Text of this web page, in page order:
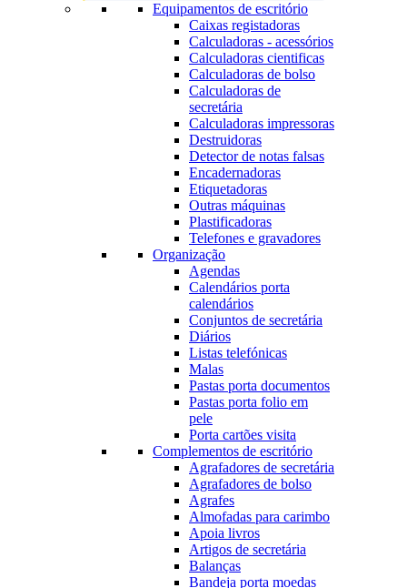
Equipamentos de escritório
Caixas registadoras
Calculadoras - acessórios
Calculadoras cientificas
Calculadoras de bolso
Calculadoras de
secretária
Calculadoras impressoras
Destruidoras
Detector de notas falsas
Encadernadoras
Etiquetadoras
Outras máquinas
Plastificadoras
Telefones e gravadores
Organização
Agendas
Calendários porta
calendários
Conjuntos de secretária
Diários
Listas telefónicas
Malas
Pastas porta documentos
Pastas porta folio em
pele
Porta cartões visita
Complementos de escritório
Agrafadores de secretária
Agrafadores de bolso
Agrafes
Almofadas para carimbo
Apoia livros
Artigos de secretária
Balanças
Bandeja porta moedas